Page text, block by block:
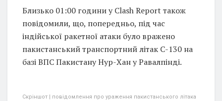
Близько 01:00 години у Clash Report також
повідомили, що, попередньо, під час
індійської ракетної атаки було вражено
пакистанський транспортний літак C-130 на
базі ВПС Пакистану Нур-Хан у Равалпінді.
Скріншот | повідомлення про ураження пакистанського літака